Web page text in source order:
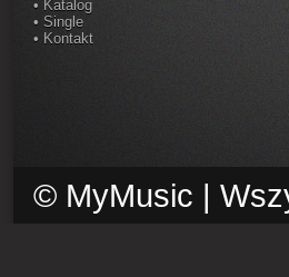
• Katalog
• Single
• Kontakt
© MyMusic |